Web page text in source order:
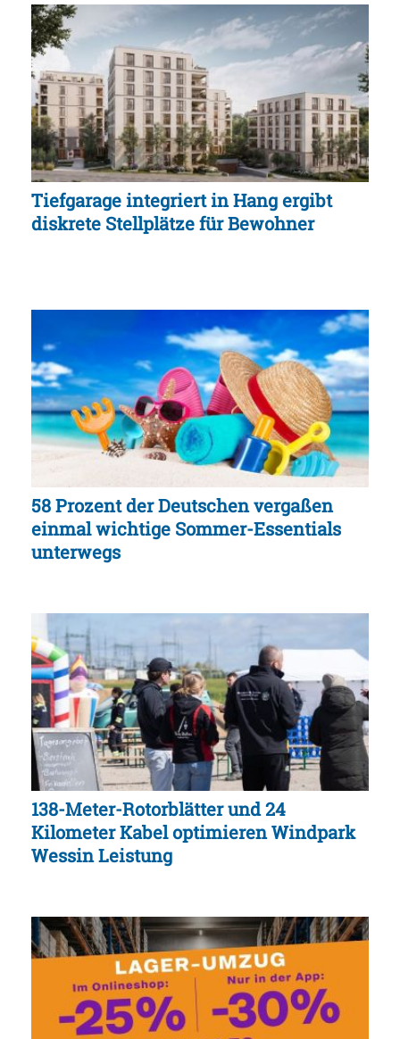
Tiefgarage integriert in Hang ergibt
diskrete Stellplätze für Bewohner
58 Prozent der Deutschen vergaßen
einmal wichtige Sommer-Essentials
unterwegs
138-Meter-Rotorblätter und 24
Kilometer Kabel optimieren Windpark
Wessin Leistung